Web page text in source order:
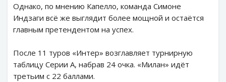
Однако, по мнению Капелло, команда Симоне
Индзаги всё же выглядит более мощной и остаётся
главным претендентом на успех.
После 11 туров «Интер» возглавляет турнирную
таблицу Серии А, набрав 24 очка. «Милан» идёт
третьим с 22 баллами.